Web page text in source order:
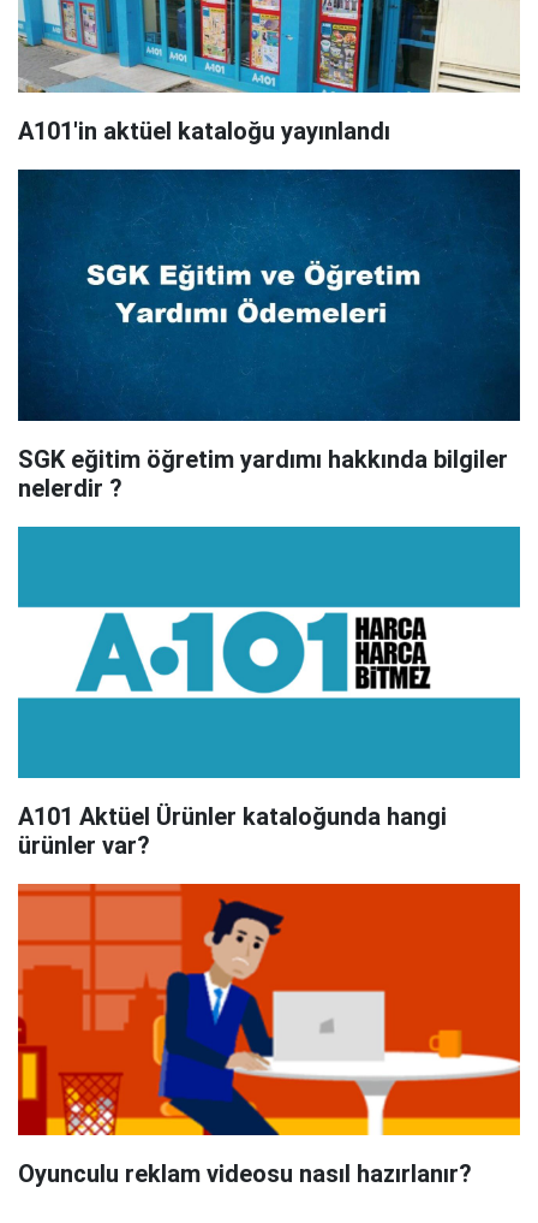
A101'in aktüel kataloğu yayınlandı
SGK eğitim öğretim yardımı hakkında bilgiler
nelerdir ?
A101 Aktüel Ürünler kataloğunda hangi
ürünler var?
Oyunculu reklam videosu nasıl hazırlanır?